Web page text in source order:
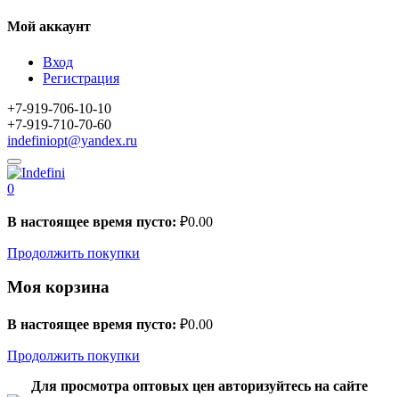
Мой аккаунт
Вход
Регистрация
+7-919-706-10-10
+7-919-710-70-60
indefiniopt@yandex.ru
0
В настоящее время пусто: ₽0.00
Продолжить покупки
Моя корзина
В настоящее время пусто: ₽0.00
Продолжить покупки
Для просмотра оптовых цен авторизуйтесь на сайте